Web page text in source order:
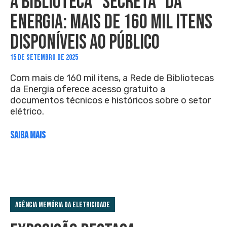
ENERGIA: MAIS DE 160 MIL ITENS
DISPONÍVEIS AO PÚBLICO
15 DE SETEMBRO DE 2025
Com mais de 160 mil itens, a Rede de Bibliotecas
da Energia oferece acesso gratuito a
documentos técnicos e históricos sobre o setor
elétrico.
SAIBA MAIS
Agência Memória da Eletricidade